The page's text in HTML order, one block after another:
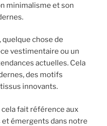
minimalisme et son
quelque chose de
vestimentaire ou un
actuelles. Cela
des motifs
innovants.
fait référence aux
émergents dans notre